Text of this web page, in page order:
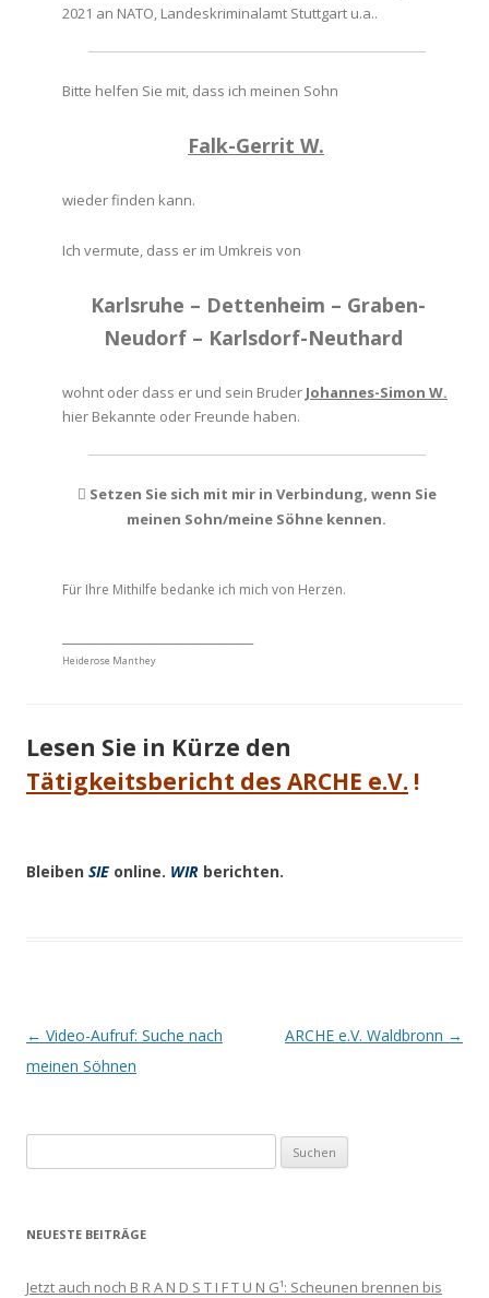
2021 an NATO, Landeskriminalamt Stuttgart u.a..
Bitte helfen Sie mit, dass ich meinen Sohn
Falk-Gerrit W.
wieder finden kann.
Ich vermute, dass er im Umkreis von
Karlsruhe – Dettenheim – Graben-
Neudorf – Karlsdorf-Neuthard
wohnt oder dass er und sein Bruder Johannes-Simon W.
hier Bekannte oder Freunde haben.
 Setzen Sie sich mit mir in Verbindung, wenn Sie
meinen Sohn/meine Söhne kennen.
Für Ihre Mithilfe bedanke ich mich von Herzen.
Heiderose Manthey
Lesen Sie in Kürze den
Tätigkeitsbericht des ARCHE e.V. !
Bleiben SIE online. WIR berichten.
Beitrags-
Navigation
← Video-Aufruf: Suche nach
meinen Söhnen
ARCHE e.V. Waldbronn →
nach:
NEUESTE BEITRÄGE
Jetzt auch noch B R A N D S T I F T U N G¹: Scheunen brennen bis